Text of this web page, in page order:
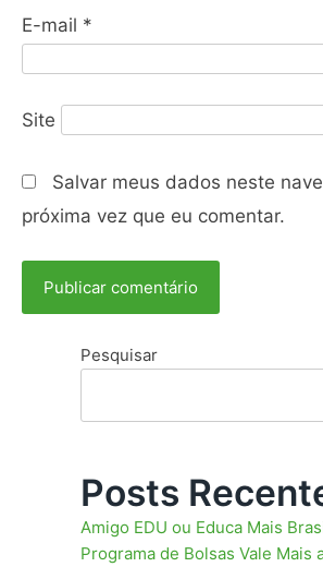
E-mail *
Site
Salvar meus dados neste
próxima vez que eu comentar.
Pesquisar
Posts
Amigo EDU ou Educa Mais
Programa de Bolsas Vale Mais